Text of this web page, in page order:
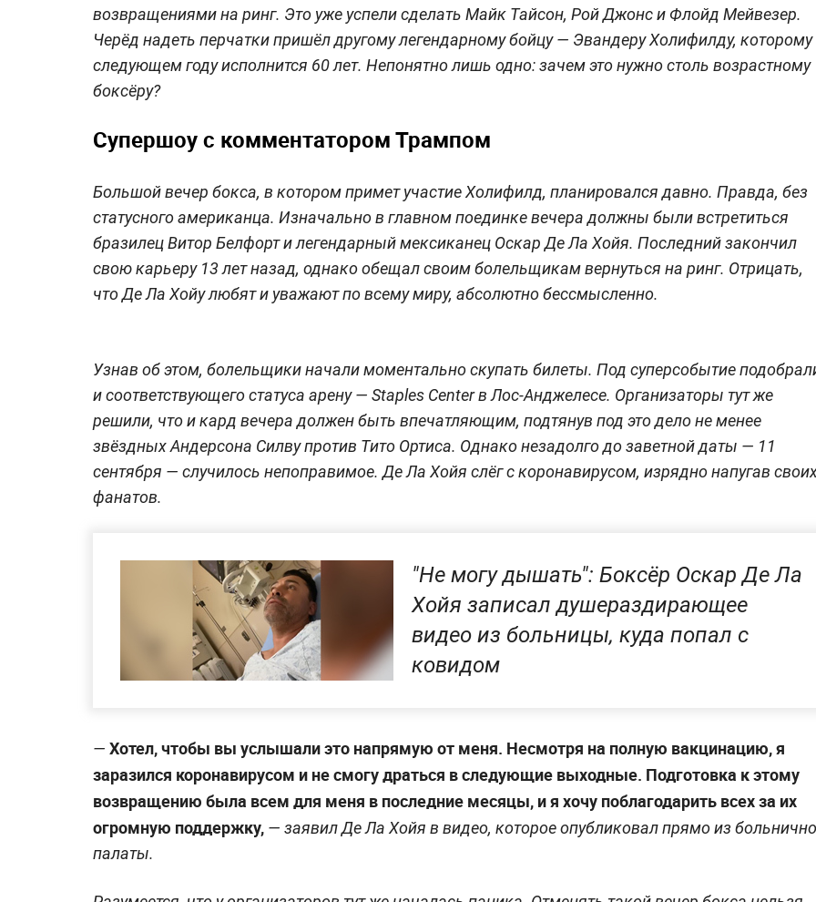
возвращениями на ринг. Это уже успели сделать Майк Тайсон, Рой Джонс и Флойд Мейвезер.
Черёд надеть перчатки пришёл другому легендарному бойцу — Эвандеру Холифилду, которому
следующем году исполнится 60 лет. Непонятно лишь одно: зачем это нужно столь возрастному
боксёру?
Супершоу с комментатором Трампом
Большой вечер бокса, в котором примет участие Холифилд, планировался давно. Правда, без
статусного американца. Изначально в главном поединке вечера должны были встретиться
бразилец Витор Белфорт и легендарный мексиканец Оскар Де Ла Хойя. Последний закончил
свою карьеру 13 лет назад, однако обещал своим болельщикам вернуться на ринг. Отрицать,
что Де Ла Хойу любят и уважают по всему миру, абсолютно бессмысленно.
Узнав об этом, болельщики начали моментально скупать билеты. Под суперсобытие
и соответствующего статуса арену — Staples Center в Лос-Анджелесе. Организаторы тут же
решили, что и кард вечера должен быть впечатляющим, подтянув под это дело не менее
звёздных Андерсона Силву против Тито Ортиса. Однако незадолго до заветной даты — 11
сентября — случилось непоправимое. Де Ла Хойя слёг с коронавирусом, изрядно напугав
фанатов.
"Не могу дышать": Боксёр Оскар Де Ла
Хойя записал душераздирающее
видео из больницы, куда попал с
ковидом
— Хотел, чтобы вы услышали это напрямую от меня. Несмотря на полную вакцинацию, я
заразился коронавирусом и не смогу драться в следующие выходные. Подготовка к этому
возвращению была всем для меня в последние месяцы, и я хочу поблагодарить всех за их
огромную поддержку, — заявил Де Ла Хойя в видео, которое опубликовал прямо из
палаты.